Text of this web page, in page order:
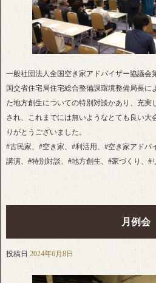
一般社団法人全国空き家アドバイザー協議会
国交省住宅局住宅総合整備課環境整備局長に
た地方創生についての特別対談かあり、充実
され、これまでには無いようなとても良い大
りがとうございました。
#古民家、#空き家、#利活用、#空き家アドバ
講演、#特別対談、#地方創生、#家づくり、#
月例会
投稿日 2024年6月8日